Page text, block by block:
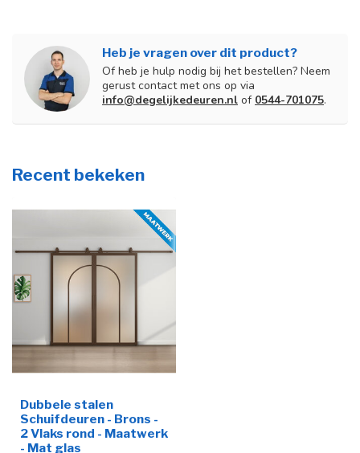
Heb je vragen over dit product?
Of heb je hulp nodig bij het bestellen? Neem
gerust contact met ons op via
info@degelijkedeuren.nl of 0544-701075.
Recent bekeken
Dubbele stalen
Schuifdeuren - Brons -
2 Vlaks rond - Maatwerk
- Mat glas